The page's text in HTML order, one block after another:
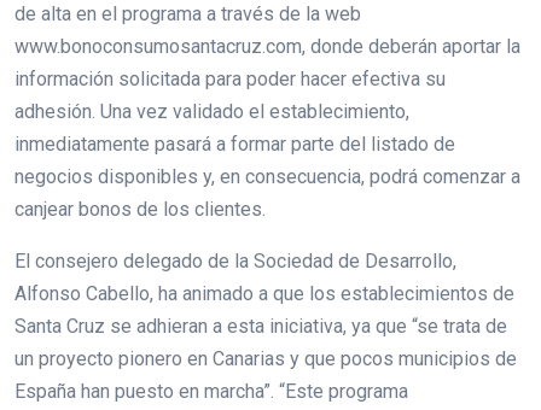
de alta en el programa a través de la web
www.bonoconsumosantacruz.com, donde deberán aportar la
información solicitada para poder hacer efectiva su
adhesión. Una vez validado el establecimiento,
inmediatamente pasará a formar parte del listado de
negocios disponibles y, en consecuencia, podrá comenzar a
canjear bonos de los clientes.
El consejero delegado de la Sociedad de Desarrollo,
Alfonso Cabello, ha animado a que los establecimientos de
Santa Cruz se adhieran a esta iniciativa, ya que “se trata de
un proyecto pionero en Canarias y que pocos municipios de
España han puesto en marcha”. “Este programa